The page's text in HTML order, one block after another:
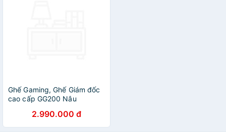
Ghế Gaming, Ghế Giám đốc
cao cấp GG200 Nâu
2.990.000 đ